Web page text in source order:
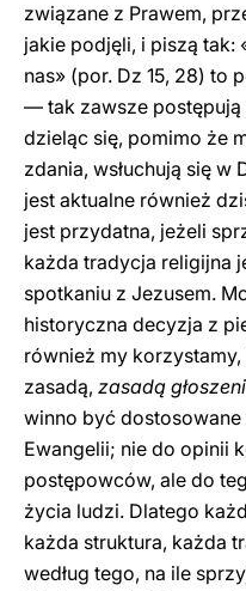
związane z Prawem,
jakie podjęli, i piszą tak:
nas» (por. Dz 15, 28) to
— tak zawsze postępują
dzieląc się, pomimo że
zdania, wsłuchują się w
jest aktualne również
jest przydatna, jeżeli
każda tradycja religijna
spotkaniu z Jezusem.
historyczna decyzja z
również my
zasadą, zasadą
winno być
Ewangelii; nie do opinii
postępowców, ale do
życia ludzi. Dlatego
każda struktura, każda
według tego, na ile